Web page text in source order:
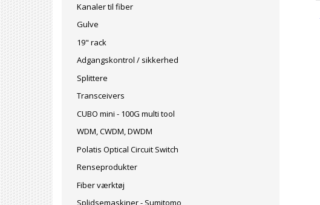
Kanaler til fiber
Gulve
19" rack
Adgangskontrol / sikkerhed
Splittere
Transceivers
CUBO mini - 100G multi tool
WDM, CWDM, DWDM
Polatis Optical Circuit Switch
Renseprodukter
Fiber værktøj
Splidsemaskiner - Sumitomo